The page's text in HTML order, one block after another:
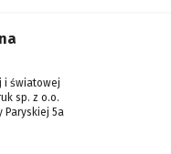
i światowej
sp. z o.o.
Paryskiej 5a